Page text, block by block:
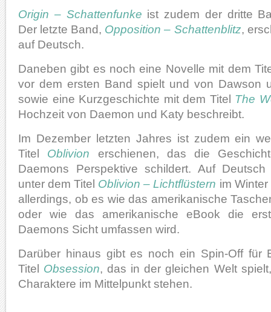
Origin – Schattenfunke ist zudem der dritte
Der letzte Band, Opposition – Schattenblitz,
auf Deutsch.
Daneben gibt es noch eine Novelle mit dem
vor dem ersten Band spielt und von Dawson
sowie eine Kurzgeschichte mit dem Titel The
Hochzeit von Daemon und Katy beschreibt.
Im Dezember letzten Jahres ist zudem ein
Titel Oblivion erschienen, das die
Daemons Perspektive schildert. Auf
unter dem Titel Oblivion – Lichtflüstern im
allerdings, ob es wie das amerikanische
oder wie das amerikanische eBook die
Daemons Sicht umfassen wird.
Darüber hinaus gibt es noch ein Spin-Off für
Titel Obsession, das in der gleichen Welt
Charaktere im Mittelpunkt stehen.